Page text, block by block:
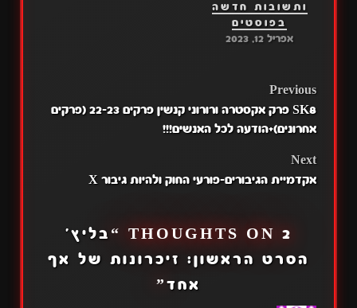
ותשובות חדשה
בפוסטים
אפריל 12, 2023
POST
NAVIGATION
Previous
SK8 פרק אקסטרה ורורוני קנשין פרקים 22-23 (פרקים
אחרונים)+הודעה לכל האנשים!!!
Next
אקדמיית הגיבורים-פורעי החוק ולהיות גיבור X
2 THOUGHTS ON “
בליץ'
הסרט הראשון: זיכרונות של אף
אחד ”